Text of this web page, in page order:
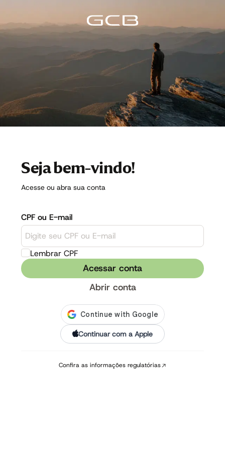
Seja bem-vindo!
Acesse ou abra sua conta
CPF ou E-mail
Lembrar CPF
Acessar conta
Abrir conta
䩶Continuar com a Apple
Confira as informações regulatórias